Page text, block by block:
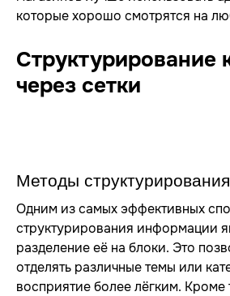
которые хорошо смотрятся на
Структурирование
через сетки
Методы
Одним из самых эффективных
структурирования информации
разделение её на блоки. Это
отделять различные темы или
восприятие более лёгким.